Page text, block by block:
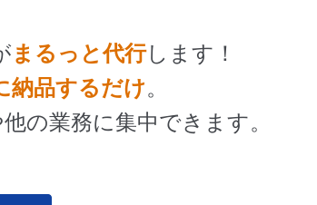
まるっと代行します！
納品するだけ。
の業務に集中できます。